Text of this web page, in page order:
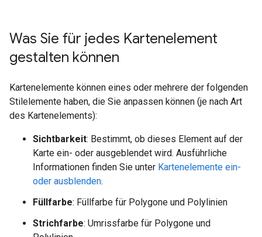
Was Sie für jedes Kartenelement
gestalten können
Kartenelemente können eines oder mehrere der folgenden
Stilelemente haben, die Sie anpassen können (je nach Art
des Kartenelements):
Sichtbarkeit: Bestimmt, ob dieses Element auf der
Karte ein- oder ausgeblendet wird. Ausführliche
Informationen finden Sie unter Kartenelemente ein-
oder ausblenden.
Füllfarbe: Füllfarbe für Polygone und Polylinien
Strichfarbe: Umrissfarbe für Polygone und